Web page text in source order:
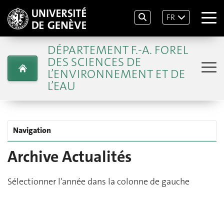
FR
DÉPARTEMENT F.-A. FOREL
DES SCIENCES DE
L’ENVIRONNEMENT ET DE
L’EAU
Navigation
Archive Actualités
Sélectionner l'année dans la colonne de gauche